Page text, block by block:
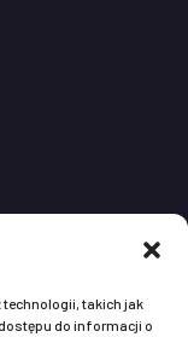
technologii, takich jak
do informacji o